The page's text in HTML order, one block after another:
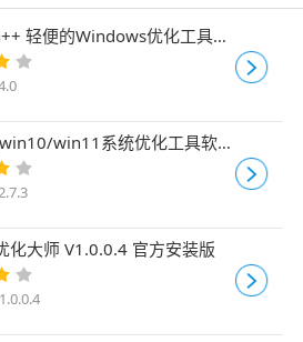
轻便的Windows优化工具
费版
win11系统优化工具软
文免安装绿色版
化大师 V1.0.0.4 官方安装版